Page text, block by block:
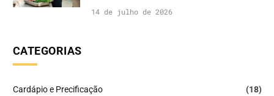
14 de julho de 2026
CATEGORIAS
Cardápio e Precificação
(18)